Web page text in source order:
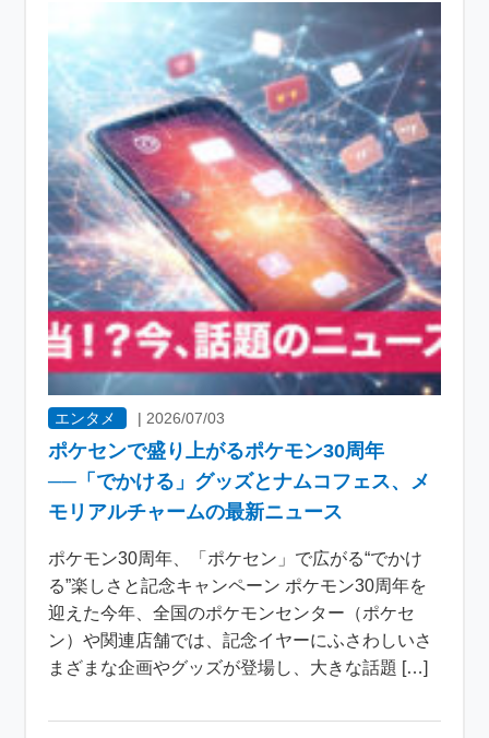
エンタメ | 2026/07/03
ポケセンで盛り上がるポケモン30周年
──「でかける」グッズとナムコフェス、メ
モリアルチャームの最新ニュース
ポケモン30周年、「ポケセン」で広がる“でかけ
る”楽しさと記念キャンペーン ポケモン30周年を
迎えた今年、全国のポケモンセンター（ポケセ
ン）や関連店舗では、記念イヤーにふさわしいさ
まざまな企画やグッズが登場し、大きな話題 […]